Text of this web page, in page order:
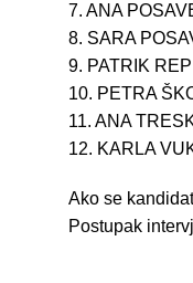
7. ANA
8. SARA
9. PATRIK REP
10. PETRA
11. ANA
12. KARLA
Ako se
Postupak